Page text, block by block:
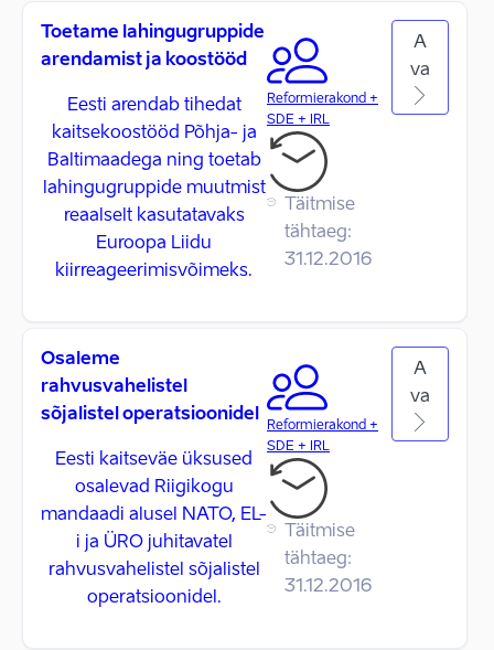
Toetame lahingugruppide
arendamist ja koostööd
Eesti arendab tihedat
kaitsekoostööd Põhja- ja
Baltimaadega ning toetab
lahingugruppide muutmist
reaalselt kasutatavaks
Euroopa Liidu
kiirreageerimisvõimeks.
Reformierakond +
SDE + IRL
Täitmise
tähtaeg:
31.12.2016
A
va
Osaleme
rahvusvahelistel
sõjalistel operatsioonidel
Eesti kaitseväe üksused
osalevad Riigikogu
mandaadi alusel NATO, EL-
i ja ÜRO juhitavatel
rahvusvahelistel sõjalistel
operatsioonidel.
Reformierakond +
SDE + IRL
Täitmise
tähtaeg:
31.12.2016
A
va